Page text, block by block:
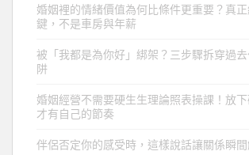
婚姻裡的情緒價值為何比條件更重要？真
鍵，不是車房與年薪
被「我都是為你好」綁架？三步驟拆穿過
阱
婚姻經營不需要硬生生理論照表操課！放
才有自己的節奏
伴侶否定你的感受時，這樣說話讓關係瞬